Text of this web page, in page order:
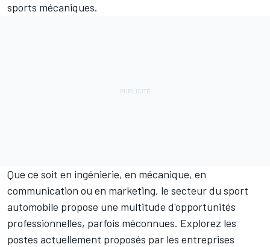
sports mécaniques.
Que ce soit en ingénierie, en mécanique, en
communication ou en marketing, le secteur du sport
automobile propose une multitude d'opportunités
professionnelles, parfois méconnues. Explorez les
postes actuellement proposés par les entreprises